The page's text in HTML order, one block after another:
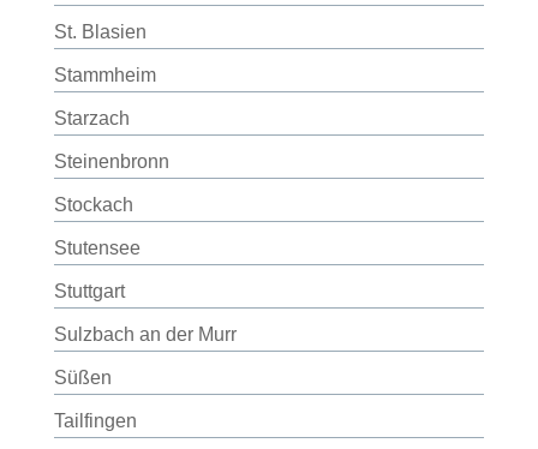
St. Blasien
Stammheim
Starzach
Steinenbronn
Stockach
Stutensee
Stuttgart
Sulzbach an der Murr
Süßen
Tailfingen